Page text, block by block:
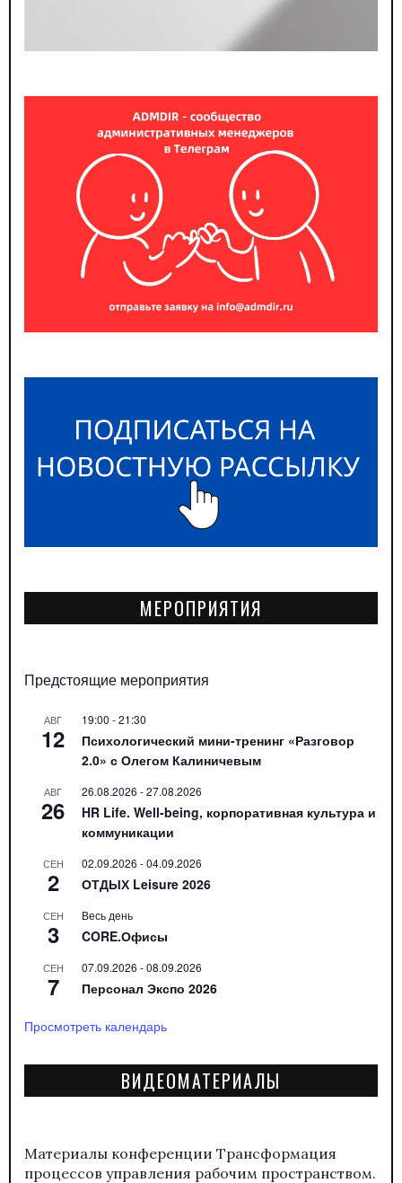
МЕРОПРИЯТИЯ
Предстоящие мероприятия
АВГ
12
19:00 -21:30
Психологический мини-тренинг «Разговор
2.0» с Олегом Калиничевым
АВГ
26
26.08.2026 -27.08.2026
HR Life. Well-being, корпоративная культура и
коммуникации
СЕН
2
02.09.2026 -04.09.2026
ОТДЫХ Leisure 2026
СЕН
3
Весь день
CORE.Офисы
СЕН
7
07.09.2026 -08.09.2026
Персонал Экспо 2026
Просмотреть календарь
ВИДЕОМАТЕРИАЛЫ
Материалы конференции Трансформация
процессов управления рабочим пространством.